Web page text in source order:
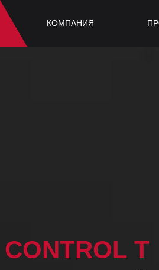
КОМПАНИЯ
position: fixed; z-index: 9999; top:
.t396__artboard{ transform:
CONTROL T